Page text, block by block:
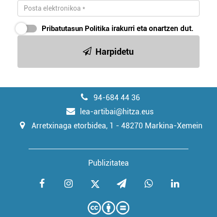
Pribatutasun Politika irakurri eta onartzen dut.
Harpidetu
94-684 44 36
lea-artibai@hitza.eus
Arretxinaga etorbidea, 1 - 48270 Markina-Xemein
Publizitatea